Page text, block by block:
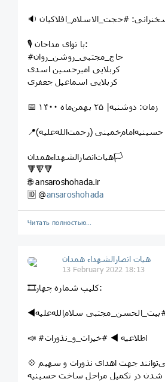
سخنرانی: #حجت_الاسلام_افلاکیان
🎙 با نوای مداحان:
#حاج_مجتبی_روشن_روان
کربلایی امیرحسین اسدی
کربلایی اسماعیل جعفری
📅 زمان: دوشنبه| ۲۵ بهمن‌ماه ۱۴۰۰
حسینیه‌امام‌خمینی (رحمت‌الله‌علیه)
هیات‌انصارالشهداءهمدان🏳
🔻🔻🔻
🌐 ansaroshohada.ir
🆔 @ansaroshohada
Читать полностью…
هیات انصارالشهداء همدان
13 February 2022 18:13
🎞کلیپ شماره چهار:
📣 #اطلاعیه ◀️ #خیرات_و_نذورات
💠 مخاطبان گرامی می‌توانند جهت اهدای نذورات و سهیم
شدن در تکمیل مراحل ساخت حسینیه